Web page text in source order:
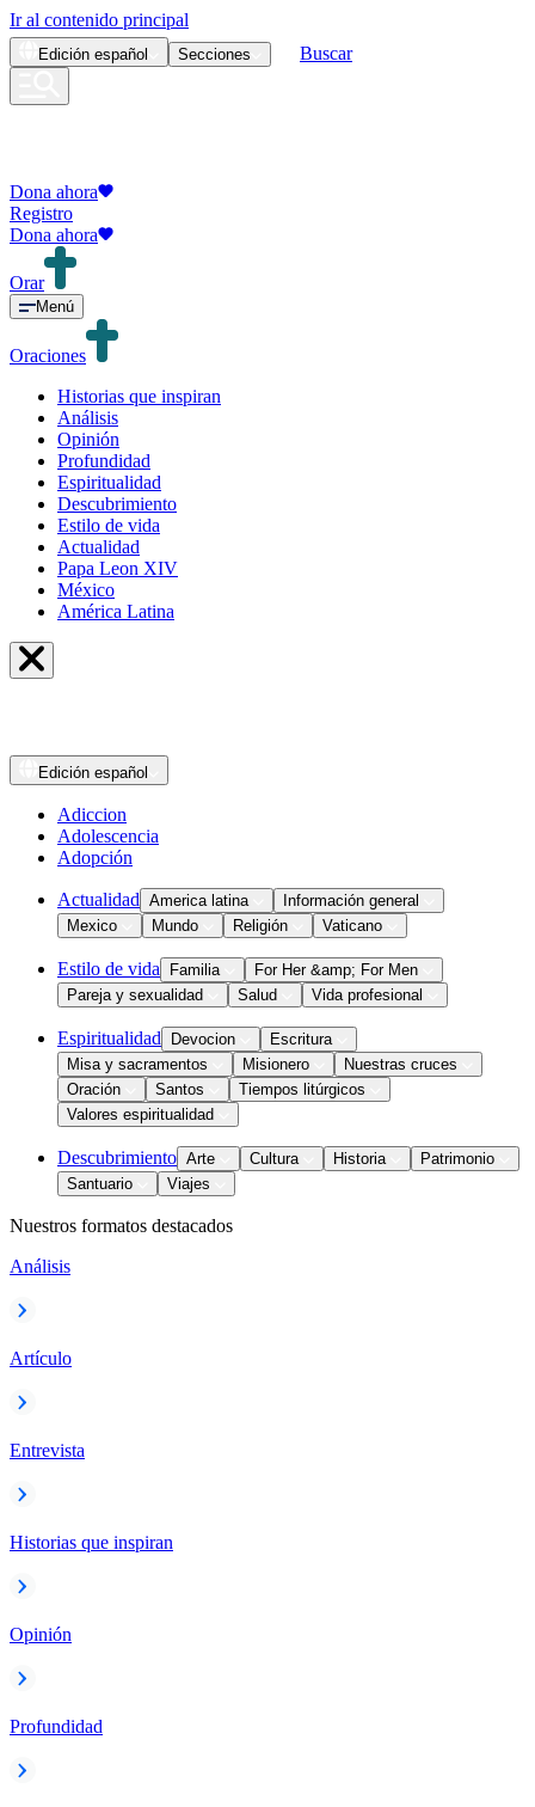
Ir al contenido principal
Edición español Secciones Buscar
Dona ahora
Registro
Dona ahora
Orar
Menú
Oraciones
Historias que inspiran
Análisis
Opinión
Profundidad
Espiritualidad
Descubrimiento
Estilo de vida
Actualidad
Papa Leon XIV
México
América Latina
Edición español
Adiccion
Adolescencia
Adopción
Actualidad America latina
Información general
Mexico
Mundo Religión Vaticano
Estilo de vida Familia
For Her &amp; For Men
Pareja y sexualidad
Salud Vida profesional
Espiritualidad Devocion
Escritura
Misa y sacramentos
Misionero
Nuestras cruces
Oración
Santos
Tiempos litúrgicos
Valores espiritualidad
Descubrimiento Arte Cultura Historia
Patrimonio
Santuario
Viajes
Nuestros formatos destacados
Análisis
Artículo
Entrevista
Historias que inspiran
Opinión
Profundidad